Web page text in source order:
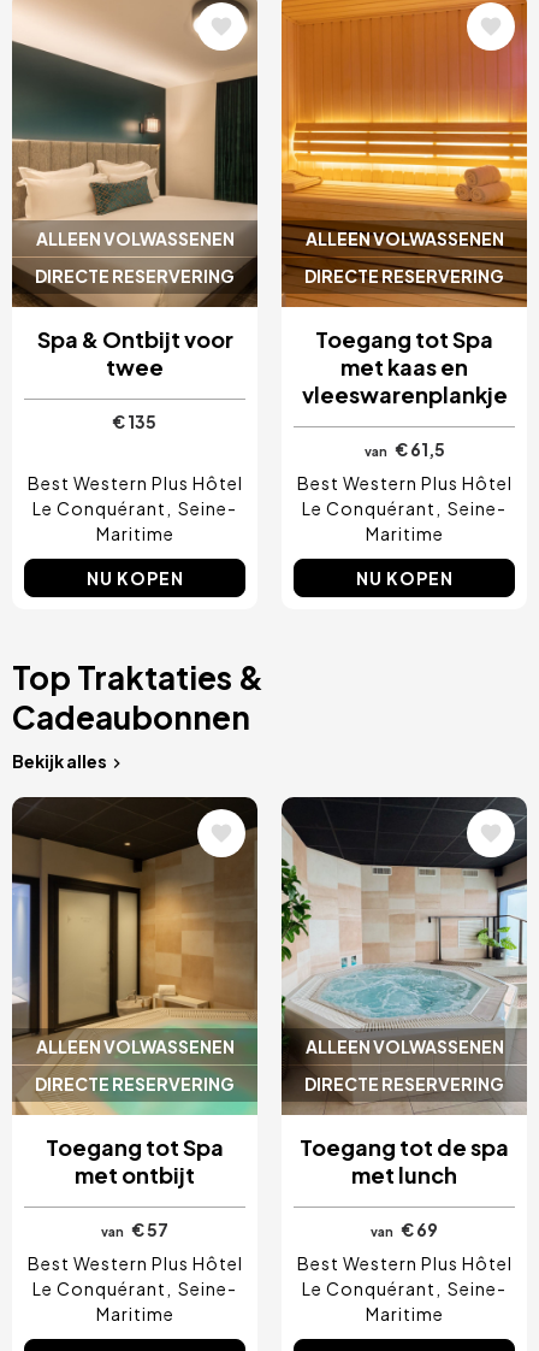
ALLEEN VOLWASSENEN
DIRECTE RESERVERING
Afbeelding
Spa & Ontbijt voor
twee
€ 135
Best Western Plus Hôtel
Le Conquérant
Seine-
Maritime
NU KOPEN
ALLEEN VOLWASSENEN
DIRECTE RESERVERING
Afbeelding
Toegang tot Spa
met kaas en
vleeswarenplankje
van € 61,5
Best Western Plus Hôtel
Le Conquérant
Seine-
Maritime
NU KOPEN
Top Traktaties &
Cadeaubonnen
Bekijk alles
ALLEEN VOLWASSENEN
DIRECTE RESERVERING
Afbeelding
Toegang tot Spa
met ontbijt
van
€ 57
Best Western Plus Hôtel
Le Conquérant
Seine-
Maritime
ALLEEN VOLWASSENEN
DIRECTE RESERVERING
Afbeelding
Toegang tot de spa
met lunch
van
€ 69
Best Western Plus Hôtel
Le Conquérant
Seine-
Maritime